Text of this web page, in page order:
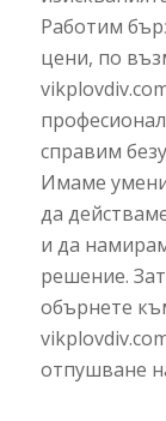
Работим
цени, по
справим
Имаме
да
и да
решение.
обърнете
отпушване